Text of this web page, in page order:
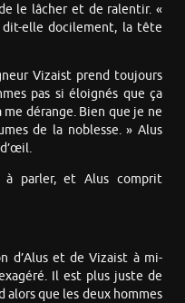
le lâcher et de ralentir. «
dit-elle docilement, la tête
Vizaist prend toujours
pas si éloignés que ça
dérange. Bien que je ne
de la noblesse. » Alus
parler, et Alus comprit
d’Alus et de Vizaist à mi-
Il est plus juste de
alors que les deux hommes